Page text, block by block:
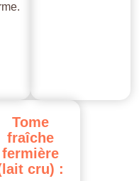
Tome
fraîche
fermière
cru) :